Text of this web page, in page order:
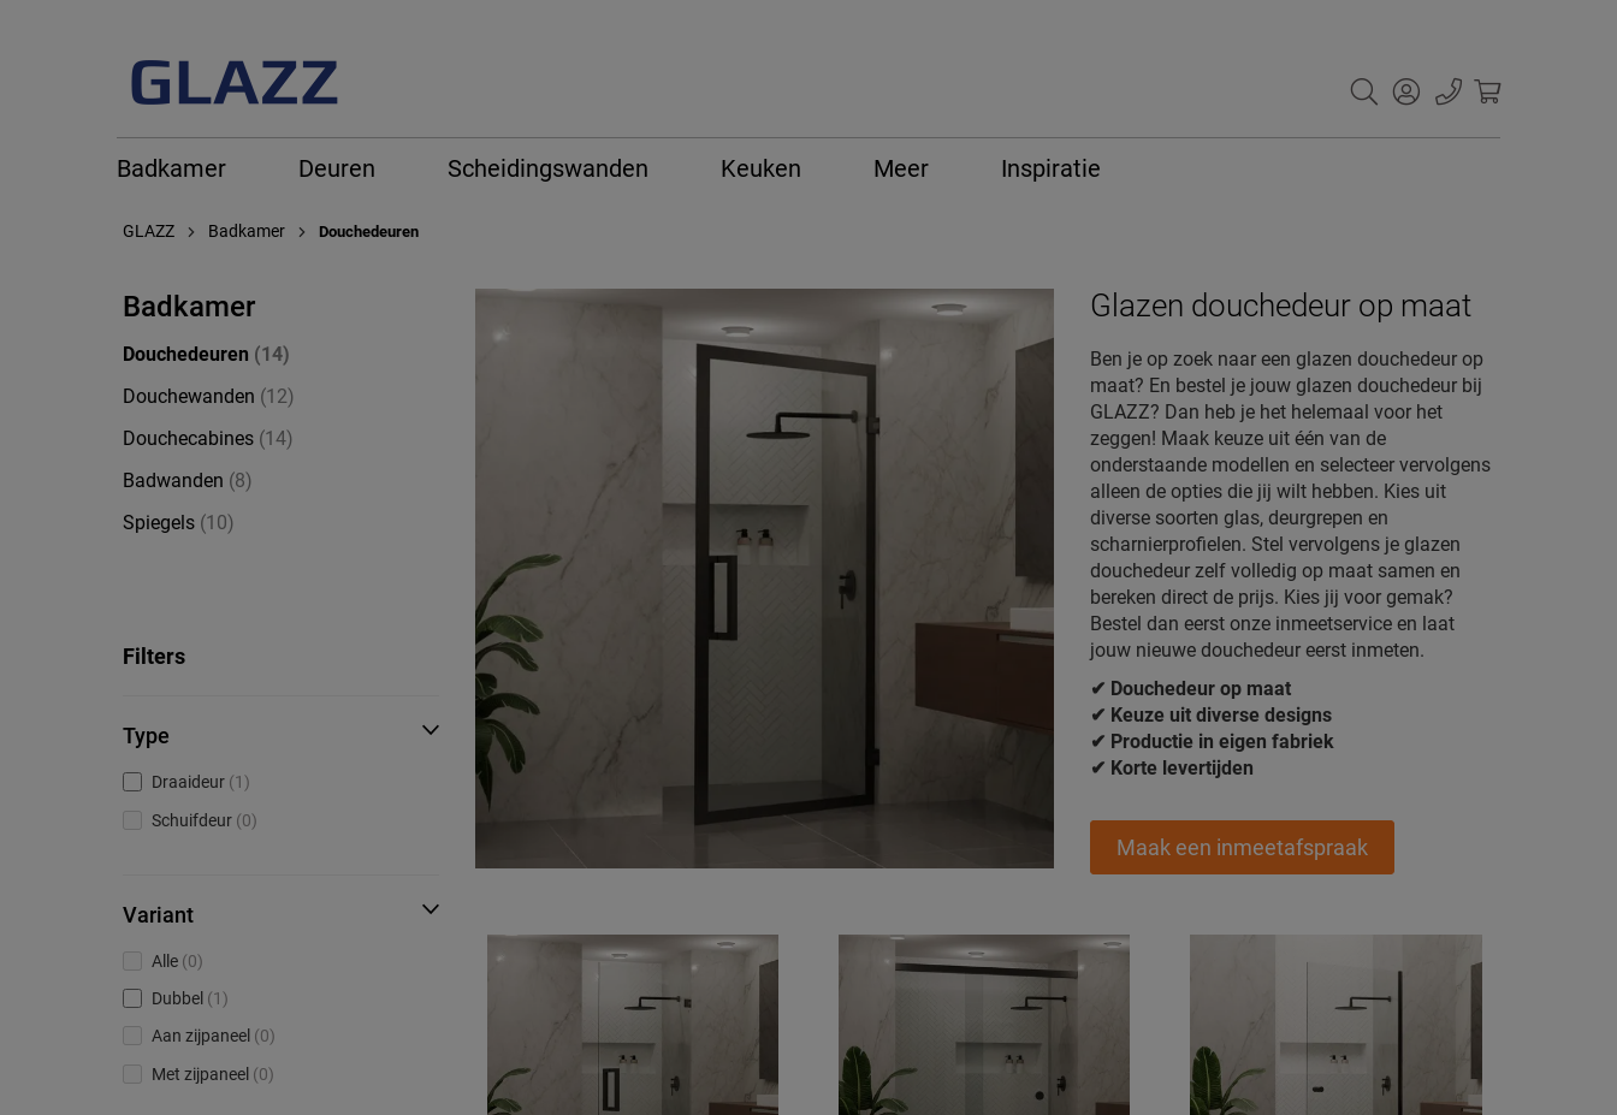
Badkamer Deuren Scheidingswanden Keuken Meer Inspiratie
GLAZZ Badkamer Douchedeuren
Glazen douchedeur op maat
Ben je op zoek naar een glazen douchedeur op
maat? En bestel je jouw glazen douchedeur bij
GLAZZ? Dan heb je het helemaal voor het
zeggen! Maak keuze uit één van de
onderstaande modellen en selecteer vervolgens
alleen de opties die jij wilt hebben. Kies uit
diverse soorten glas, deurgrepen en
scharnierprofielen. Stel vervolgens je glazen
douchedeur zelf volledig op maat samen en
bereken direct de prijs. Kies jij voor gemak?
Bestel dan eerst onze inmeetservice en laat
jouw nieuwe douchedeur eerst inmeten.
✔ Douchedeur op maat
✔ Keuze uit diverse designs
✔ Productie in eigen fabriek
✔ Korte levertijden
Maak een inmeetafspraak
Badkamer
Douchedeuren (14)
Douchewanden (12)
Douchecabines (14)
Badwanden (8)
Spiegels (10)
Filters
Type
Draaideur (1)
Schuifdeur (0)
Variant
Alle (0)
Dubbel (1)
Aan zijpaneel (0)
Met zijpaneel (0)